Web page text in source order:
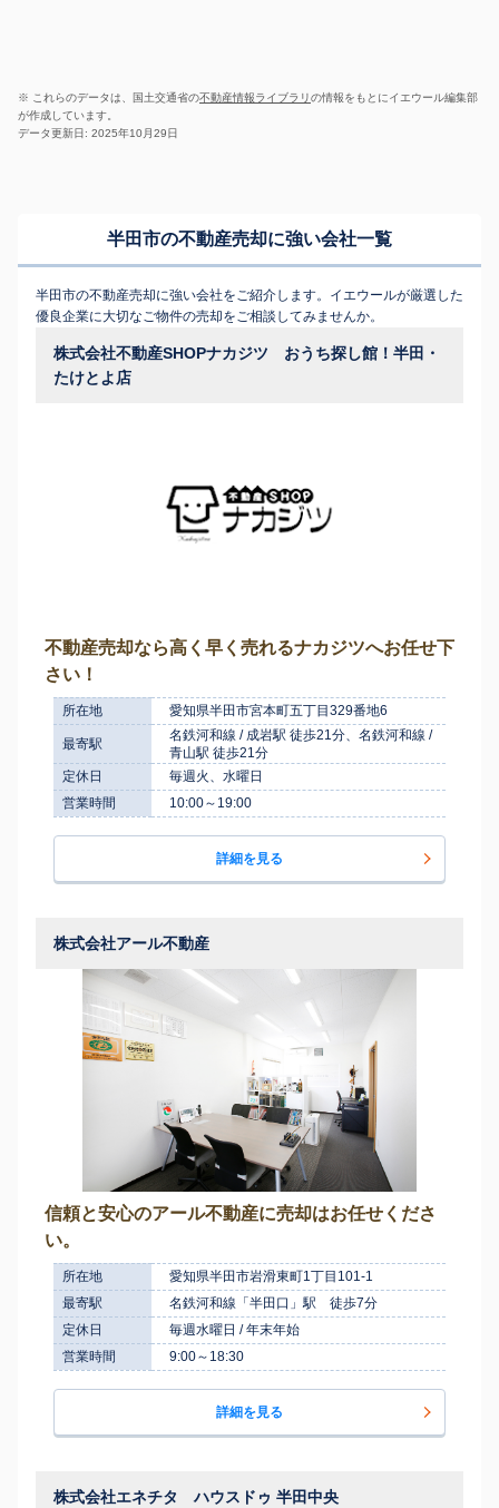
※ これらのデータは、国土交通省の不動産情報ライブラリの情報をもとにイエウール編集部
が作成しています。
データ更新日: 2025年10月29日
半田市の不動産売却に強い会社一覧
半田市の不動産売却に強い会社をご紹介します。イエウールが厳選した
優良企業に大切なご物件の売却をご相談してみませんか。
株式会社不動産SHOPナカジツ おうち探し館！半田・
たけとよ店
不動産売却なら高く早く売れるナカジツへお任せ下
さい！
所在地 愛知県半田市宮本町五丁目329番地6
最寄駅
名鉄河和線 / 成岩駅 徒歩21分、名鉄河和線 /
青山駅 徒歩21分
定休日
毎週火、水曜日
営業時間
10:00～19:00
詳細を見る
株式会社アール不動産
信頼と安心のアール不動産に売却はお任せくださ
い。
所在地
愛知県半田市岩滑東町1丁目101-1
最寄駅
名鉄河和線「半田口」駅 徒歩7分
定休日
毎週水曜日 / 年末年始
営業時間
9:00～18:30
詳細を見る
株式会社エネチタ ハウスドゥ 半田中央